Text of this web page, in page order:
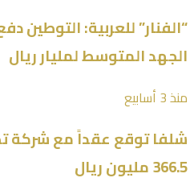
“الفنار” للعربية: التوطين
الجهد المتوسط لمليار ريال
منذ 3 أسابيع
شلفا توقع عقداً مع شركة
366.5 مليون ريال